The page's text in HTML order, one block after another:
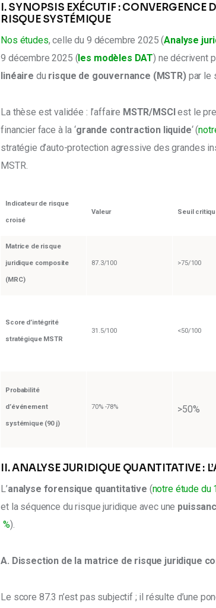
I. SYNOPSIS EXÉCUTIF : CONVERGENCE
RISQUE SYSTÉMIQUE
Nos études, celle du 9 décembre 2025 (Analyse
9 décembre 2025 (les modèles DAT) ne décrivent
linéaire du risque de gouvernance (MSTR) par le
La thèse est validée : l’affaire MSTR/MSCI est le
financier face à la ‘grande contraction liquide‘ (
stratégie d’auto-protection agressive des grandes
MSTR.
Indicateur de risque
croisé
Valeur Seuil
Matrice de risque
juridique composite
(MRC)
87.3/100 >75/100
Score d’intégrité
stratégique MSTR
31.5/100 <50/100
Probabilité
d’événement
systémique (90 j)
70% -78% >50%
II. ANALYSE JURIDIQUE QUANTITATIVE :
L’analyse forensique quantitative (notre étude du
et la séquence du risque juridique avec une
%).
A. Dissection de la matrice de risque juridique
Le score 87.3 n’est pas subjectif ; il résulte d’une